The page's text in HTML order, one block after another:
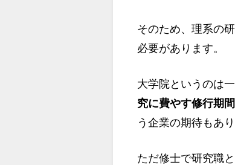
そのため、理系の
必要があります。
大学院というのは
究に費やす修行期間
う企業の期待もあ
ただ修士で研究職